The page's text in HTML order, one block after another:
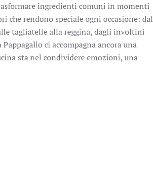
ingredienti comuni in momenti
che rendono speciale ogni occasione: dal
tagliatelle alla reggina, dagli involtini
ci accompagna ancora una
sta nel condividere emozioni, una